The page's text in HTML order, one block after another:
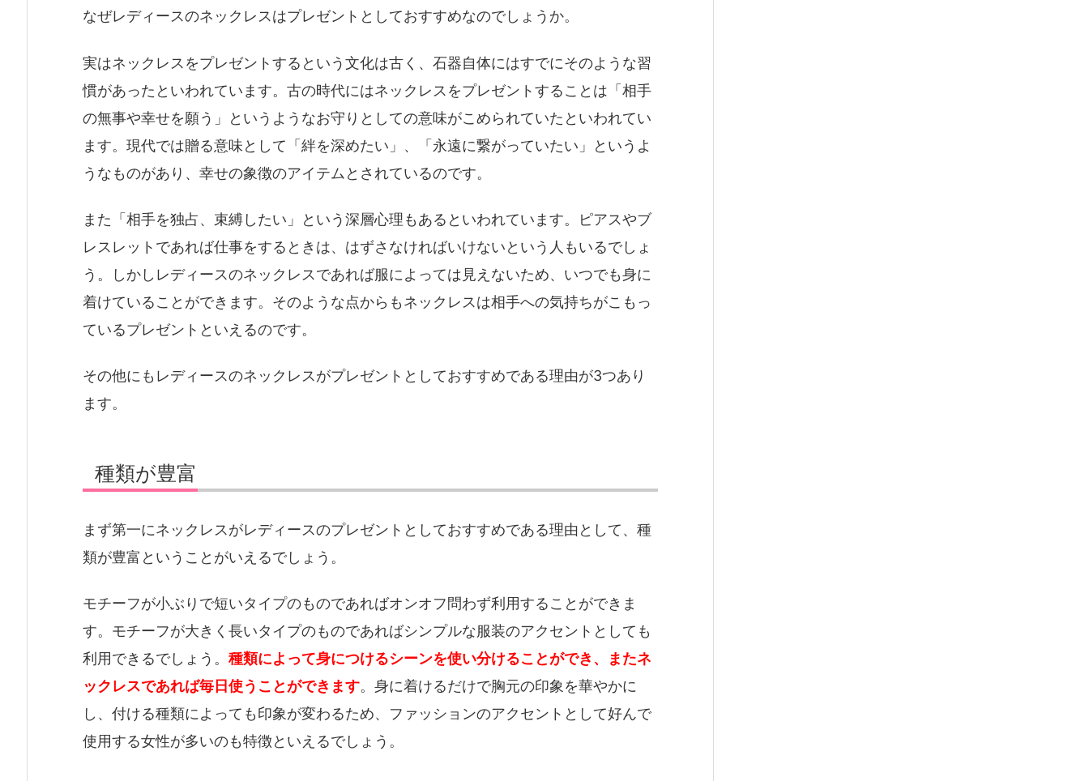
なぜレディースのネックレスはプレゼントとしておすすめなのでしょうか。
実はネックレスをプレゼントするという文化は古く、石器自体にはすでにそのような習
慣があったといわれています。古の時代にはネックレスをプレゼントすることは「相手
の無事や幸せを願う」というようなお守りとしての意味がこめられていたといわれてい
ます。現代では贈る意味として「絆を深めたい」、「永遠に繋がっていたい」というよ
うなものがあり、幸せの象徴のアイテムとされているのです。
また「相手を独占、束縛したい」という深層心理もあるといわれています。ピアスやブ
レスレットであれば仕事をするときは、はずさなければいけないという人もいるでしょ
う。しかしレディースのネックレスであれば服によっては見えないため、いつでも身に
着けていることができます。そのような点からもネックレスは相手への気持ちがこもっ
ているプレゼントといえるのです。
その他にもレディースのネックレスがプレゼントとしておすすめである理由が3つあり
ます。
種類が豊富
まず第一にネックレスがレディースのプレゼントとしておすすめである理由として、種
類が豊富ということがいえるでしょう。
モチーフが小ぶりで短いタイプのものであればオンオフ問わず利用することができま
す。モチーフが大きく長いタイプのものであればシンプルな服装のアクセントとしても
利用できるでしょう。 種類によって身につけるシーンを使い分けることができ、またネ
ックレスであれば毎日使うことができます。身に着けるだけで胸元の印象を華やかに
し、付ける種類によっても印象が変わるため、ファッションのアクセントとして好んで
使用する女性が多いのも特徴といえるでしょう。